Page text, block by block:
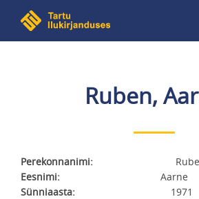
edasi
Ruben,
Perekonnanimi
Eesnimi
Aarne
Sünniaasta
1971